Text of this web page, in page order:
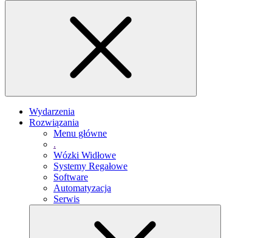
Wydarzenia
Rozwiązania
Menu główne
.
Wózki Widłowe
Systemy Regałowe
Software
Automatyzacja
Serwis